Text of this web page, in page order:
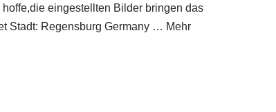
eingestellten Bilder bringen das
Stadt: Regensburg Germany … Mehr